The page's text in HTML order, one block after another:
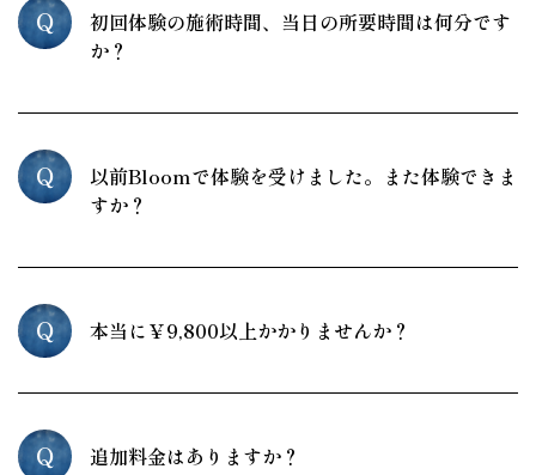
Q
初回体験の施術時間、当日の所要時間は何分です
か？
Q
以前Bloomで体験を受けました。また体験できま
すか？
Q 本当に￥9,800以上かかりませんか？
Q 追加料金はありますか？